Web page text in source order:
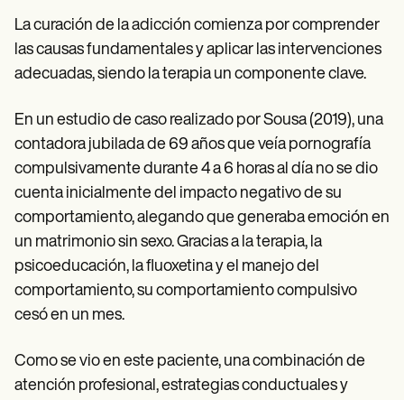
La curación de la adicción comienza por comprender
las causas fundamentales y aplicar las intervenciones
adecuadas, siendo la terapia un componente clave.
En un estudio de caso realizado por Sousa (2019), una
contadora jubilada de 69 años que veía pornografía
compulsivamente durante 4 a 6 horas al día no se dio
cuenta inicialmente del impacto negativo de su
comportamiento, alegando que generaba emoción en
un matrimonio sin sexo. Gracias a la terapia, la
psicoeducación, la fluoxetina y el manejo del
comportamiento, su comportamiento compulsivo
cesó en un mes.
Como se vio en este paciente, una combinación de
atención profesional, estrategias conductuales y